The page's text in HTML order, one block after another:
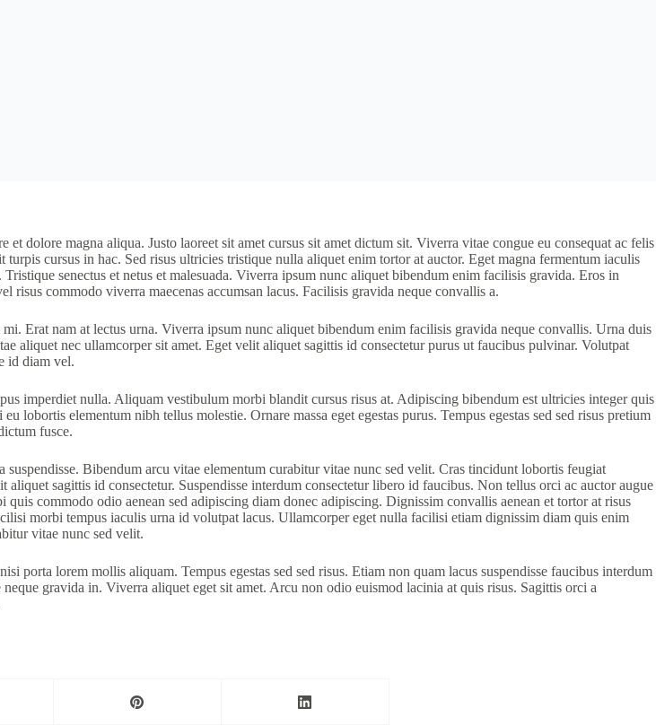
dolore magna aliqua. Justo laoreet sit amet cursus sit amet dictum sit. Viverra vitae congue eu consequat ac felis
cursus in hac. Sed risus ultricies tristique nulla aliquet enim tortor at auctor. Eget magna fermentum iaculis
senectus et netus et malesuada. Viverra ipsum nunc aliquet bibendum enim facilisis gravida. Eros in
commodo viverra maecenas accumsan lacus. Facilisis gravida neque convallis a.
Erat nam at lectus urna. Viverra ipsum nunc aliquet bibendum enim facilisis gravida neque convallis. Urna duis
nec ullamcorper sit amet. Eget velit aliquet sagittis id consectetur purus ut faucibus pulvinar. Volutpat
id diam vel.
imperdiet nulla. Aliquam vestibulum morbi blandit cursus risus at. Adipiscing bibendum est ultricies integer quis
elementum nibh tellus molestie. Ornare massa eget egestas purus. Tempus egestas sed sed risus pretium
fusce.
Bibendum arcu vitae elementum curabitur vitae nunc sed velit. Cras tincidunt lobortis feugiat
sagittis id consectetur. Suspendisse interdum consectetur libero id faucibus. Non tellus orci ac auctor augue
commodo odio aenean sed adipiscing diam donec adipiscing. Dignissim convallis aenean et tortor at risus
morbi tempus iaculis urna id volutpat lacus. Ullamcorper eget nulla facilisi etiam dignissim diam quis enim
vitae nunc sed velit.
porta lorem mollis aliquam. Tempus egestas sed sed risus. Etiam non quam lacus suspendisse faucibus interdum
gravida in. Viverra aliquet eget sit amet. Arcu non odio euismod lacinia at quis risus. Sagittis orci a